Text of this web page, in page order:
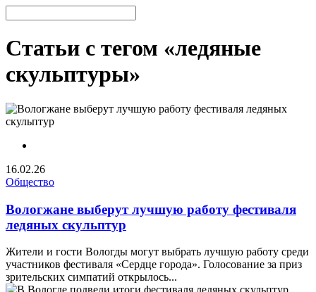
Статьи с тегом «ледяные
скульптуры»
16.02.26
Общество
Вологжане выберут лучшую работу фестиваля
ледяных скульптур
Жители и гости Вологды могут выбрать лучшую работу среди
участников фестиваля «Сердце города». Голосование за приз
зрительских симпатий открылось...